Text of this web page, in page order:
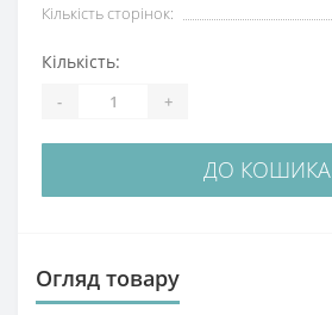
Кількість сторінок:
Кількість:
- +
ДО КОШИКА
Огляд товару